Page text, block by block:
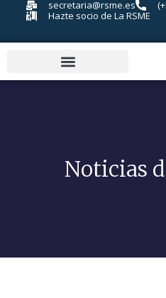
secretaria@rsme.es
Hazte socio de La RSME
Noticias